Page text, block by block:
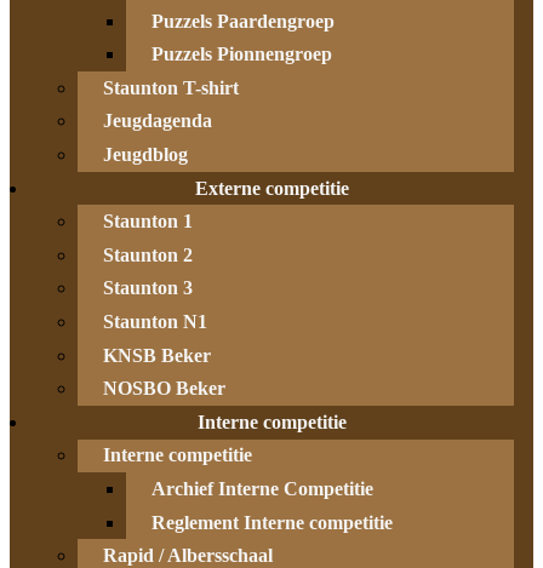
Puzzels Paardengroep
Puzzels Pionnengroep
Staunton T-shirt
Jeugdagenda
Jeugdblog
Externe competitie
Staunton 1
Staunton 2
Staunton 3
Staunton N1
KNSB Beker
NOSBO Beker
Interne competitie
Interne competitie
Archief Interne Competitie
Reglement Interne competitie
Rapid / Albersschaal